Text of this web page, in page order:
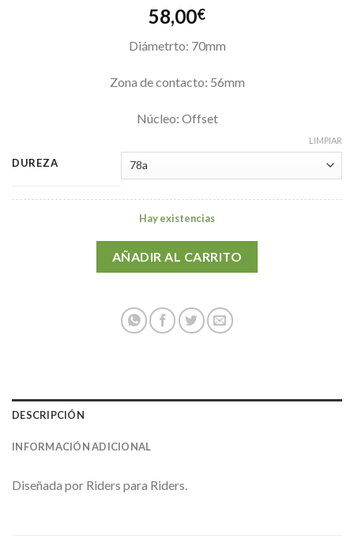
58,00€
Diámetrto: 70mm
Zona de contacto: 56mm
Núcleo: Offset
DUREZA
LIMPIAR
Hay existencias
AÑADIR AL CARRITO
DESCRIPCIÓN
INFORMACIÓN ADICIONAL
Diseñada por Riders para Riders.